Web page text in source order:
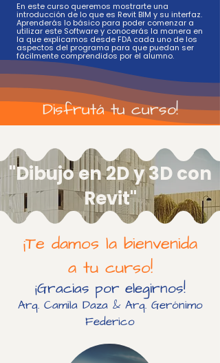
En este curso queremos mostrarte una
introducción de lo que es Revit BIM y su interfaz.
Aprenderás lo básico para poder comenzar a
utilizar este Software y conocerás la manera en
la que explicamos desde FDA cada uno de los
aspectos del programa para que puedan ser
fácilmente comprendidos por el alumno.
Disfrutá tu curso!
"Dibujo en 2D y 3D con
Revit"
¡Te damos la bienvenida
a tu curso!
¡Gracias por elegirnos!
Arq. Camila Daza & Arq. Gerónimo
Federico